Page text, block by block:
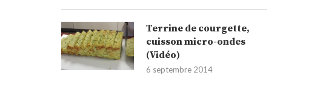
Terrine de courgette,
cuisson micro-ondes
(Vidéo)
6 septembre 2014